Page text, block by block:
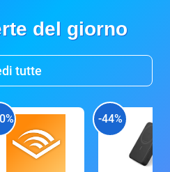
del giorno
tutte
-44%